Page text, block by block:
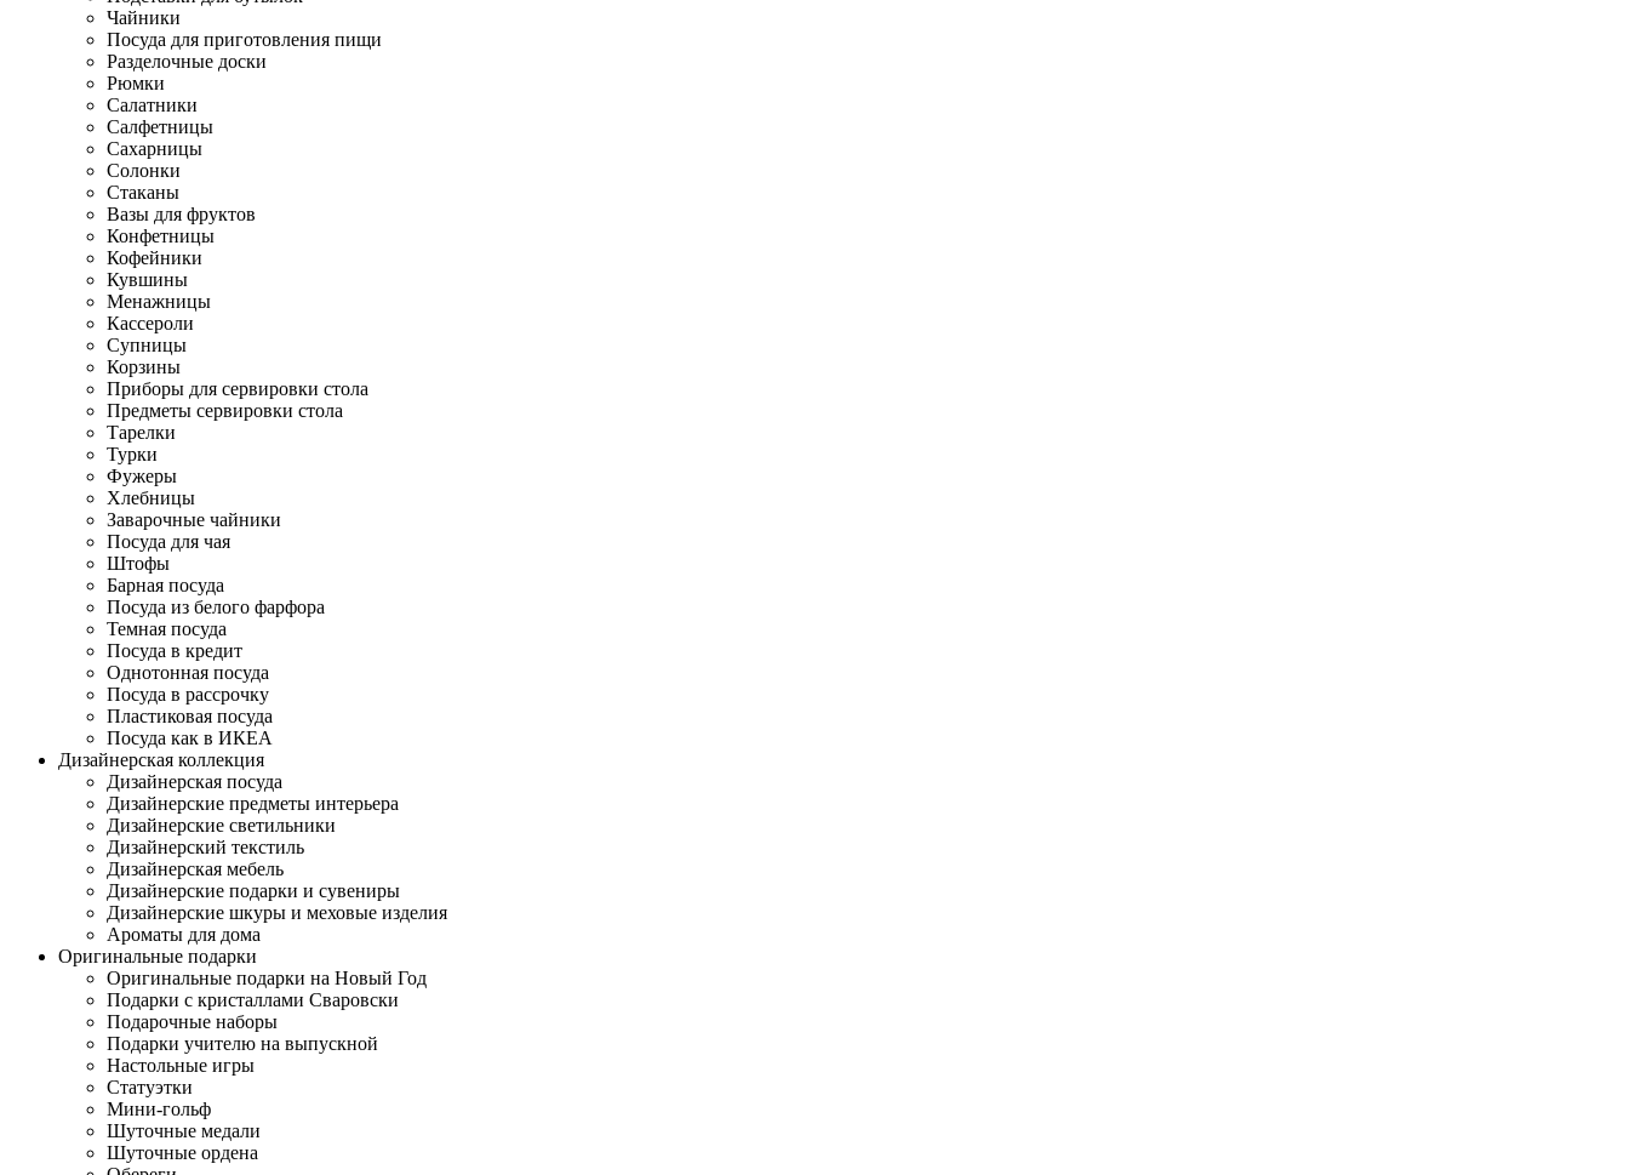
Чайники
Посуда для приготовления пищи
Разделочные доски
Рюмки
Салатники
Салфетницы
Сахарницы
Солонки
Стаканы
Вазы для фруктов
Конфетницы
Кофейники
Кувшины
Менажницы
Кассероли
Супницы
Корзины
Приборы для сервировки стола
Предметы сервировки стола
Тарелки
Турки
Фужеры
Хлебницы
Заварочные чайники
Посуда для чая
Штофы
Барная посуда
Посуда из белого фарфора
Темная посуда
Посуда в кредит
Однотонная посуда
Посуда в рассрочку
Пластиковая посуда
Посуда как в ИКЕА
Дизайнерская коллекция
Дизайнерская посуда
Дизайнерские предметы интерьера
Дизайнерские светильники
Дизайнерский текстиль
Дизайнерская мебель
Дизайнерские подарки и сувениры
Дизайнерские шкуры и меховые изделия
Ароматы для дома
Оригинальные подарки
Оригинальные подарки на Новый Год
Подарки с кристаллами Сваровски
Подарочные наборы
Подарки учителю на выпускной
Настольные игры
Статуэтки
Мини-гольф
Шуточные медали
Шуточные ордена